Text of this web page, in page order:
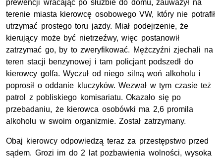
prewencji wracając po służbie do domu, zauważył na
terenie miasta kierowcę osobowego VW, który nie potrafił
utrzymać prostego toru jazdy. Miał podejrzenie, że
kierujący może być nietrzeźwy, więc postanowił
zatrzymać go, by to zweryfikować. Mężczyźni zjechali na
teren stacji benzynowej i tam policjant podszedł do
kierowcy golfa. Wyczuł od niego silną woń alkoholu i
poprosił o oddanie kluczyków. Wezwał w tym czasie też
patrol z pobliskiego komisariatu. Okazało się po
przebadaniu, że kierowca osobówki ma 2,6 promila
alkoholu w swoim organizmie. Został zatrzymany.
Obaj kierowcy odpowiedzą teraz za przestępstwo przed
sądem. Grozi im do 2 lat pozbawienia wolności, wysoka